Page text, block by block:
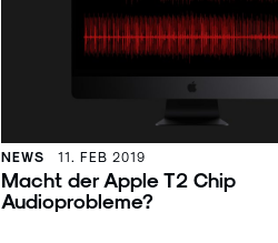
NEWS 11. FEB 2019
Macht der Apple T2 Chip
Audioprobleme?